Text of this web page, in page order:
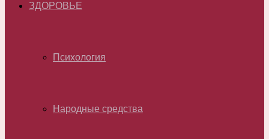
ЗДОРОВЬЕ
Психология
Народные средства